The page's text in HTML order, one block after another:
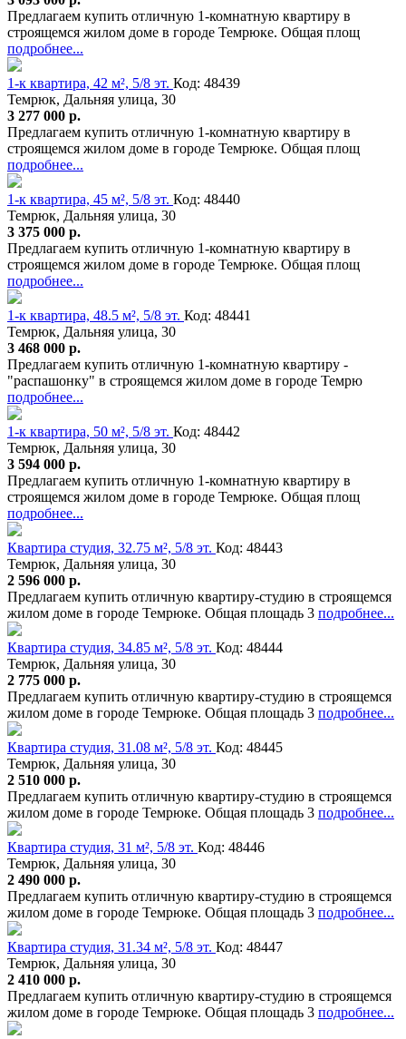
Предлагаем купить отличную 1-комнатную квартиру в
строящемся жилом доме в городе Темрюке. Общая площ
подробнее...
1-к квартира, 42 м², 5/8 эт. Код: 48439
Темрюк, Дальняя улица, 30
3 277 000 р.
Предлагаем купить отличную 1-комнатную квартиру в
строящемся жилом доме в городе Темрюке. Общая площ
подробнее...
1-к квартира, 45 м², 5/8 эт. Код: 48440
Темрюк, Дальняя улица, 30
3 375 000 р.
Предлагаем купить отличную 1-комнатную квартиру в
строящемся жилом доме в городе Темрюке. Общая площ
подробнее...
1-к квартира, 48.5 м², 5/8 эт. Код: 48441
Темрюк, Дальняя улица, 30
3 468 000 р.
Предлагаем купить отличную 1-комнатную квартиру -
"распашонку" в строящемся жилом доме в городе Темрю
подробнее...
1-к квартира, 50 м², 5/8 эт. Код: 48442
Темрюк, Дальняя улица, 30
3 594 000 р.
Предлагаем купить отличную 1-комнатную квартиру в
строящемся жилом доме в городе Темрюке. Общая площ
подробнее...
Квартира студия, 32.75 м², 5/8 эт. Код: 48443
Темрюк, Дальняя улица, 30
2 596 000 р.
Предлагаем купить отличную квартиру-студию в строящемся
жилом доме в городе Темрюке. Общая площадь 3 подробнее...
Квартира студия, 34.85 м², 5/8 эт. Код: 48444
Темрюк, Дальняя улица, 30
2 775 000 р.
Предлагаем купить отличную квартиру-студию в строящемся
жилом доме в городе Темрюке. Общая площадь 3 подробнее...
Квартира студия, 31.08 м², 5/8 эт. Код: 48445
Темрюк, Дальняя улица, 30
2 510 000 р.
Предлагаем купить отличную квартиру-студию в строящемся
жилом доме в городе Темрюке. Общая площадь 3 подробнее...
Квартира студия, 31 м², 5/8 эт. Код: 48446
Темрюк, Дальняя улица, 30
2 490 000 р.
Предлагаем купить отличную квартиру-студию в строящемся
жилом доме в городе Темрюке. Общая площадь 3 подробнее...
Квартира студия, 31.34 м², 5/8 эт. Код: 48447
Темрюк, Дальняя улица, 30
2 410 000 р.
Предлагаем купить отличную квартиру-студию в строящемся
жилом доме в городе Темрюке. Общая площадь 3 подробнее...